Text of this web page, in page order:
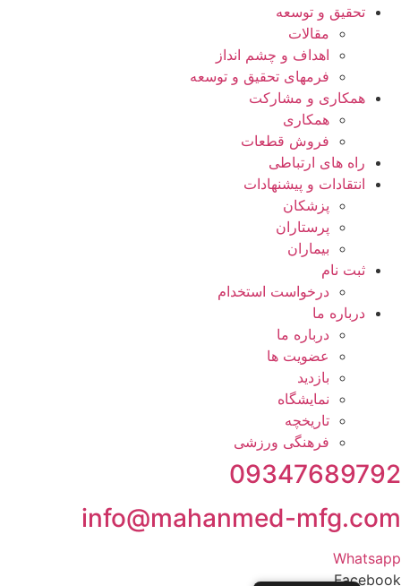
تحقيق و توسعه
مقالات
اهداف و چشم انداز
فرمهای تحقیق و توسعه
همکاری و مشارکت
همکاری
فروش قطعات
راه های ارتباطی
انتقادات و پيشنهادات
پزشكان
پرستاران
بيماران
ثبت نام
درخواست استخدام
درباره ما
درباره ما
عضویت ها
بازدید
نمایشگاه
تاريخچه
فرهنگی ورزشی
09347689792
info@mahanmed-mfg.com
Whatsapp
Facebook